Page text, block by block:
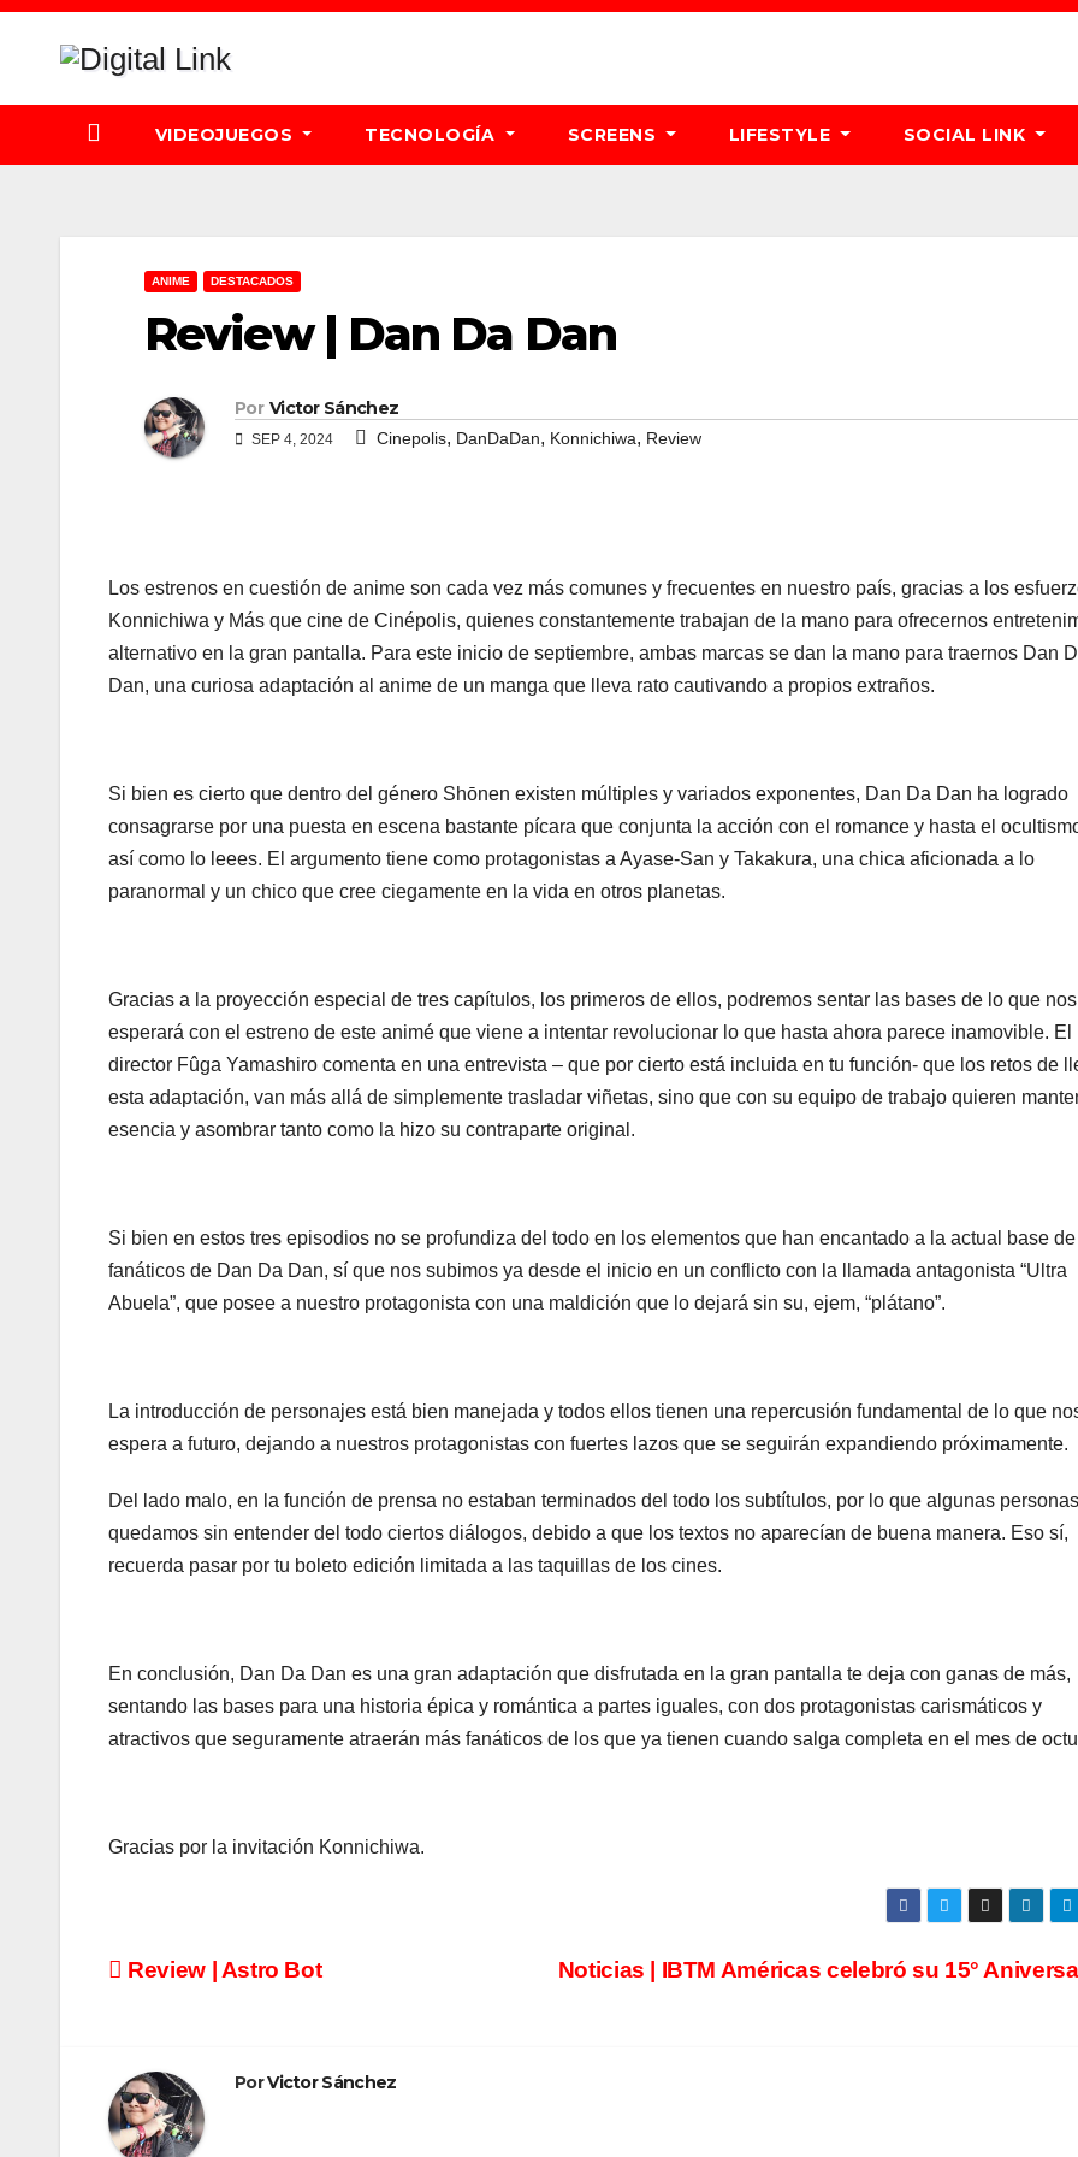
Saltar
VIDEOJUEGOS TECNOLOGÍA SCREENS LIFESTYLE SOCIAL LINK
ANIME DESTACADOS
Review | Dan Da Dan
Por Victor Sánchez
SEP 4, 2024 Cinepolis, DanDaDan, Konnichiwa, Review
Los estrenos en cuestión de anime son cada vez más comunes y frecuentes en nuestro país, gracias a los
Konnichiwa y Más que cine de Cinépolis, quienes constantemente trabajan de la mano para ofrecernos
alternativo en la gran pantalla. Para este inicio de septiembre, ambas marcas se dan la mano para traernos Dan
Dan, una curiosa adaptación al anime de un manga que lleva rato cautivando a propios extraños.
Si bien es cierto que dentro del género Shōnen existen múltiples y variados exponentes, Dan Da Dan ha logrado
consagrarse por una puesta en escena bastante pícara que conjunta la acción con el romance y hasta el
así como lo leees. El argumento tiene como protagonistas a Ayase-San y Takakura, una chica aficionada a lo
paranormal y un chico que cree ciegamente en la vida en otros planetas.
Gracias a la proyección especial de tres capítulos, los primeros de ellos, podremos sentar las bases de lo que nos
esperará con el estreno de este animé que viene a intentar revolucionar lo que hasta ahora parece inamovible. El
director Fûga Yamashiro comenta en una entrevista – que por cierto está incluida en tu función- que los retos de
esta adaptación, van más allá de simplemente trasladar viñetas, sino que con su equipo de trabajo quieren
esencia y asombrar tanto como la hizo su contraparte original.
Si bien en estos tres episodios no se profundiza del todo en los elementos que han encantado a la actual base de
fanáticos de Dan Da Dan, sí que nos subimos ya desde el inicio en un conflicto con la llamada antagonista “Ultra
Abuela”, que posee a nuestro protagonista con una maldición que lo dejará sin su, ejem, “plátano”.
La introducción de personajes está bien manejada y todos ellos tienen una repercusión fundamental de lo que
espera a futuro, dejando a nuestros protagonistas con fuertes lazos que se seguirán expandiendo próximamente.
Del lado malo, en la función de prensa no estaban terminados del todo los subtítulos, por lo que algunas
quedamos sin entender del todo ciertos diálogos, debido a que los textos no aparecían de buena manera. Eso sí,
recuerda pasar por tu boleto edición limitada a las taquillas de los cines.
En conclusión, Dan Da Dan es una gran adaptación que disfrutada en la gran pantalla te deja con ganas de más,
sentando las bases para una historia épica y romántica a partes iguales, con dos protagonistas carismáticos y
atractivos que seguramente atraerán más fanáticos de los que ya tienen cuando salga completa en el mes de
Gracias por la invitación Konnichiwa.
Navegación
entradas
Noticias | IBTM Américas celebró su 15°
Review | Astro Bot
PorVictor Sánchez